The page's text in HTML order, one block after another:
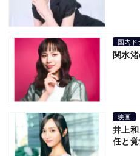
国内ド
関水
映画
井上
任と